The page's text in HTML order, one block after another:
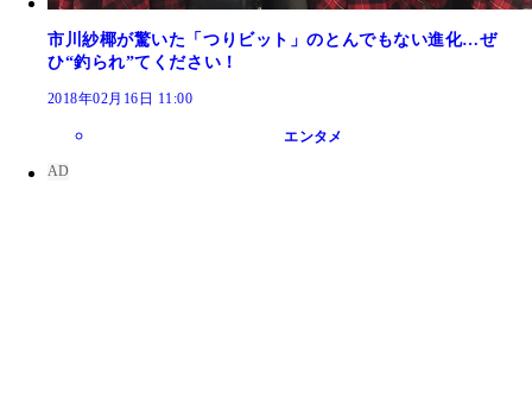
市川紗椰が驚いた「つりビット」のとんでもない進化…ぜ
ひ“釣られ”てください！
2018年02月16日 11:00
エンタメ